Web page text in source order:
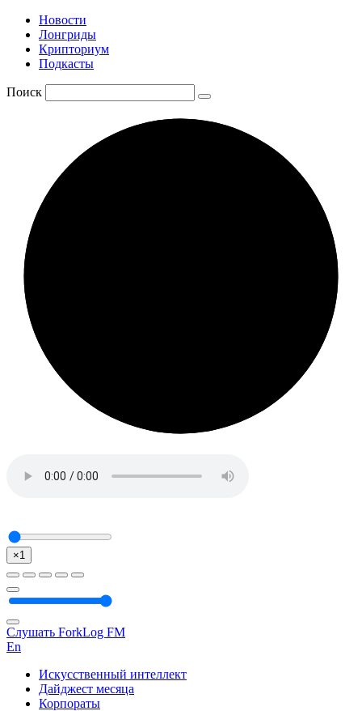
Новости
Лонгриды
Крипториум
Подкасты
Поиск
×1
Слушать ForkLog FM
En
Искусственный интеллект
Дайджест месяца
Корпораты